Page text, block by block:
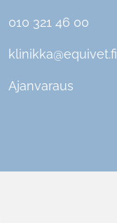
010 321 46 00
klinikka@equivet.fi
Ajanvaraus